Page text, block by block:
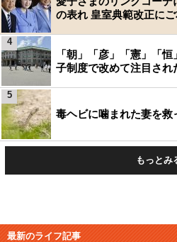
の表れ 皇室典範改正に
「朝」「彦」「憲」「
子制度で改めて注目され
4
毒ヘビに噛まれた妻を
5
もっとみ
最新のライフ記事